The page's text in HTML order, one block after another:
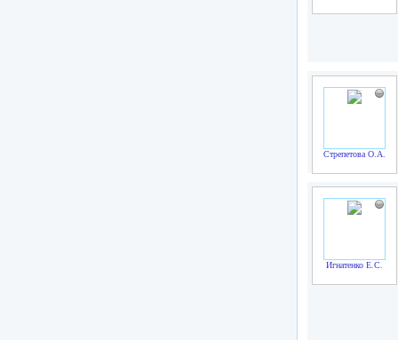
Стрепетова О.А.
Игнатенко Е.С.